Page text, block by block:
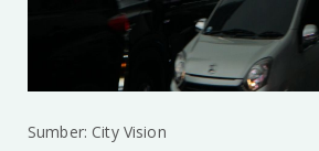
Sumber: City Vision